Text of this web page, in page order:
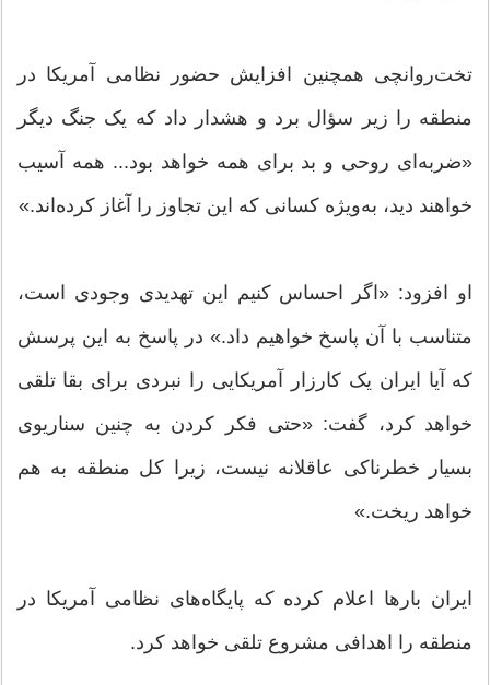
تخت‌روانچی همچنین افزایش حضور نظامی آمریکا در
منطقه را زیر سؤال برد و هشدار داد که یک جنگ دیگر
«ضربه‌ای روحی و بد برای همه خواهد بود... همه آسیب
خواهند دید، به‌ویژه کسانی که این تجاوز را آغاز کرده‌اند.»
او افزود: «اگر احساس کنیم این تهدیدی وجودی است،
متناسب با آن پاسخ خواهیم داد.» در پاسخ به این پرسش
که آیا ایران یک کارزار آمریکایی را نبردی برای بقا تلقی
خواهد کرد، گفت: «حتی فکر کردن به چنین سناریوی
بسیار خطرناکی عاقلانه نیست، زیرا کل منطقه به هم
خواهد ریخت.»
ایران بارها اعلام کرده که پایگاه‌های نظامی آمریکا در
منطقه را اهدافی مشروع تلقی خواهد کرد.